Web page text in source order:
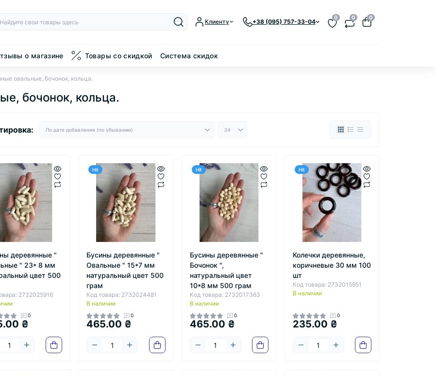
Клиенту +38 (095) 757-33-04
0 0 0
о магазине Товары со скидкой Система скидок
овальные, бочонок, кольца.
бочонок, кольца.
деревянные "
" 23* 8 мм
цвет 500
2732025916
0
₴
Hit
Бусины деревянные "
Овальные " 15*7 мм
натуральный цвет 500
грам
Код товара: 2732024481
В наличии
0
465.00 ₴
Hit
Бусины деревянные "
Бочонок ",
натуральный цвет
10*8 мм 500 грам
Код товара: 2732017363
В наличии
0
465.00 ₴
Hit
Колечки деревянные,
коричневые 30 мм 100
шт
Код товара: 2732015951
В наличии
0
235.00 ₴